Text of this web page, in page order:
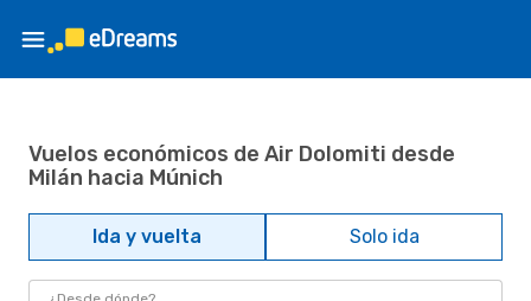
Vuelos económicos de Air Dolomiti desde
Milán hacia Múnich
Ida y vuelta Solo ida